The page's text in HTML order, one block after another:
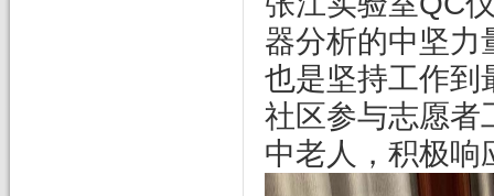
器分析的中坚力
也是坚持工作到
社区参与志愿者
中老人，积极响